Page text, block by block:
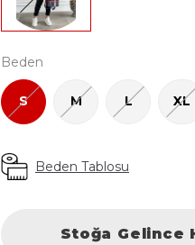
Beden
S M L XL
Beden Tablosu
Stoğa Gelince